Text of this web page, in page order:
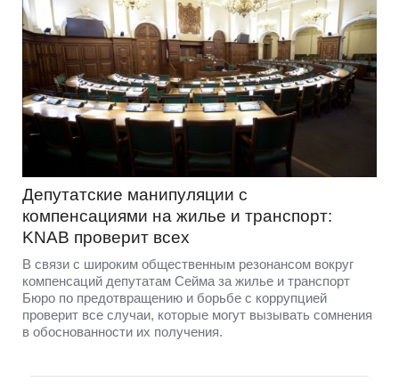
Депутатские манипуляции с
компенсациями на жилье и транспорт:
KNAB проверит всех
В связи с широким общественным резонансом вокруг
компенсаций депутатам Сейма за жилье и транспорт
Бюро по предотвращению и борьбе с коррупцией
проверит все случаи, которые могут вызывать сомнения
в обоснованности их получения.